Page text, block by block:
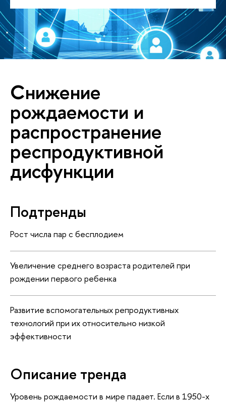
Снижение
рождаемости и
распространение
респродуктивной
дисфункции
Подтренды
Рост числа пар с бесплодием
Увеличение среднего возраста родителей при
рождении первого ребенка
Развитие вспомогательных репродуктивных
технологий при их относительно низкой
эффективности
Описание тренда
Уровень рождаемости в мире падает. Если в 1950-х